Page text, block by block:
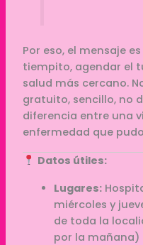
Por eso, el mensaje
tiempito, agendar el
salud más cercano.
gratuito, sencillo, no
diferencia entre una
enfermedad que
Datos útiles:
Lugares:
miércoles y
de toda la
por la mañana)